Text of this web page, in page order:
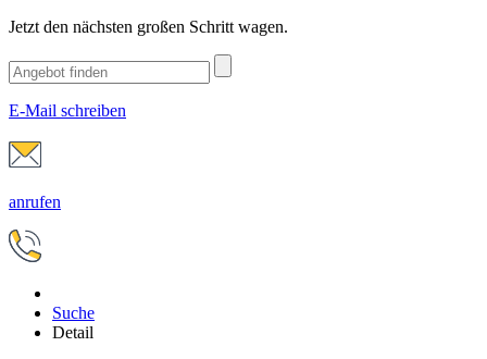
Jetzt den nächsten großen Schritt wagen.
E-Mail schreiben
anrufen
Suche
Detail